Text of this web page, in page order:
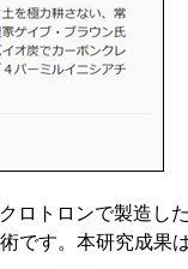
ロトロンで製造し
す。本研究成果